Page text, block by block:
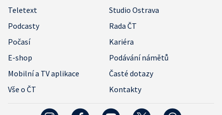
Teletext
Studio Ostrava
Podcasty
Rada ČT
Počasí
Kariéra
E-shop
Podávání námětů
Mobilní a TV aplikace
Časté dotazy
Vše o ČT
Kontakty